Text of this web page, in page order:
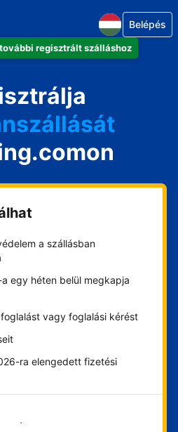
regisztrált szálláshoz
Belépés
a szállásban
egy héten belül megkapja
vagy foglalási kérést
ra elengedett fizetési
bele most